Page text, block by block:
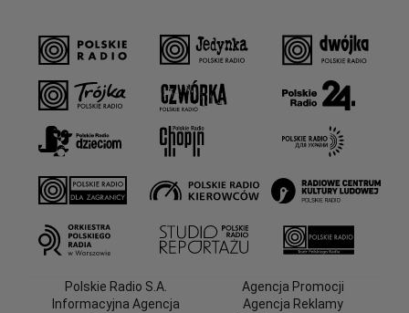
Polskie Radio S.A.
Informacyjna Agencja
Agencja Promocji
Agencja Reklamy